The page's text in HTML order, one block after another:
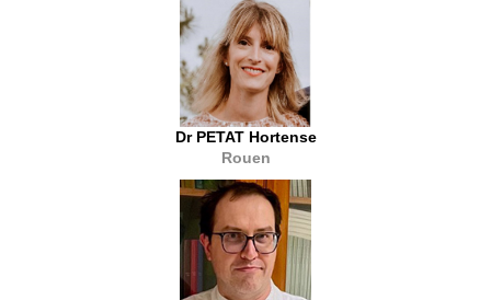
Dr PETAT Hortense
Rouen